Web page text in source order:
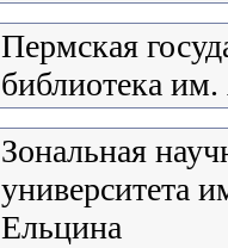
Пермская
библиотека
Зональная
университета
Ельцина